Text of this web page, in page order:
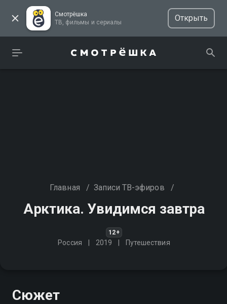
Смотрёшка
ТВ, фильмы и сериалы
Открыть
Главная / Записи ТВ-эфиров /
Арктика. Увидимся завтра
12+
Россия 2019 Путешествия
Сюжет